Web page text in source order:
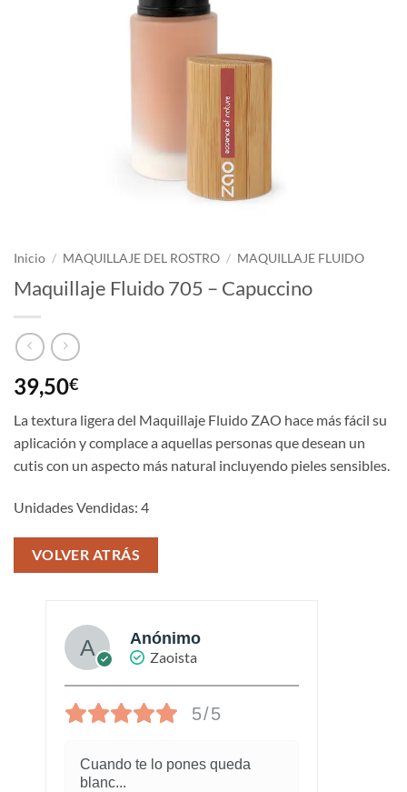
Inicio / MAQUILLAJE DEL ROSTRO / MAQUILLAJE FLUIDO
Maquillaje Fluido 705 – Capuccino
39,50€
La textura ligera del Maquillaje Fluido ZAO hace más fácil su
aplicación y complace a aquellas personas que desean un
cutis con un aspecto más natural incluyendo pieles sensibles.
Unidades Vendidas: 4
VOLVER ATRÁS
Anónimo
Zaoista
5/5
Cuando te lo pones queda
blanc...